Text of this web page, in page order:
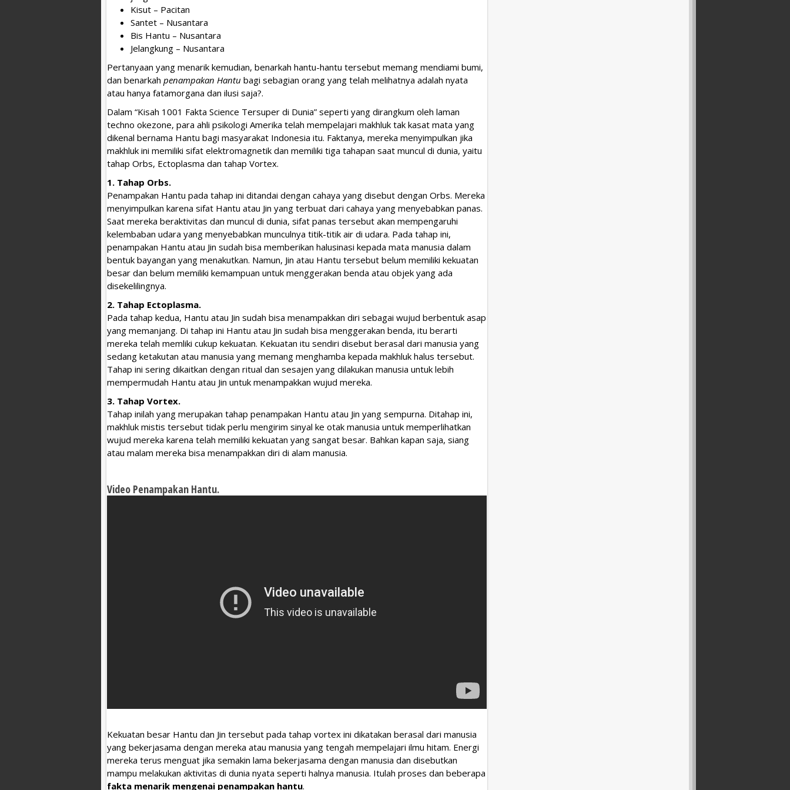
Kisut – Pacitan
Santet – Nusantara
Bis Hantu – Nusantara
Jelangkung – Nusantara
Pertanyaan yang menarik kemudian, benarkah hantu-hantu tersebut memang mendiami bumi,
dan benarkah penampakan Hantu bagi sebagian orang yang telah melihatnya adalah nyata
atau hanya fatamorgana dan ilusi saja?.
Dalam “Kisah 1001 Fakta Science Tersuper di Dunia” seperti yang dirangkum oleh laman
techno okezone, para ahli psikologi Amerika telah mempelajari makhluk tak kasat mata yang
dikenal bernama Hantu bagi masyarakat Indonesia itu. Faktanya, mereka menyimpulkan jika
makhluk ini memiliki sifat elektromagnetik dan memiliki tiga tahapan saat muncul di dunia, yaitu
tahap Orbs, Ectoplasma dan tahap Vortex.
1. Tahap Orbs.
Penampakan Hantu pada tahap ini ditandai dengan cahaya yang disebut dengan Orbs. Mereka
menyimpulkan karena sifat Hantu atau Jin yang terbuat dari cahaya yang menyebabkan panas.
Saat mereka beraktivitas dan muncul di dunia, sifat panas tersebut akan mempengaruhi
kelembaban udara yang menyebabkan munculnya titik-titik air di udara. Pada tahap ini,
penampakan Hantu atau Jin sudah bisa memberikan halusinasi kepada mata manusia dalam
bentuk bayangan yang menakutkan. Namun, Jin atau Hantu tersebut belum memiliki kekuatan
besar dan belum memiliki kemampuan untuk menggerakan benda atau objek yang ada
disekelilingnya.
2. Tahap Ectoplasma.
Pada tahap kedua, Hantu atau Jin sudah bisa menampakkan diri sebagai wujud berbentuk asap
yang memanjang. Di tahap ini Hantu atau Jin sudah bisa menggerakan benda, itu berarti
mereka telah memliki cukup kekuatan. Kekuatan itu sendiri disebut berasal dari manusia yang
sedang ketakutan atau manusia yang memang menghamba kepada makhluk halus tersebut.
Tahap ini sering dikaitkan dengan ritual dan sesajen yang dilakukan manusia untuk lebih
mempermudah Hantu atau Jin untuk menampakkan wujud mereka.
3. Tahap Vortex.
Tahap inilah yang merupakan tahap penampakan Hantu atau Jin yang sempurna. Ditahap ini,
makhluk mistis tersebut tidak perlu mengirim sinyal ke otak manusia untuk memperlihatkan
wujud mereka karena telah memiliki kekuatan yang sangat besar. Bahkan kapan saja, siang
atau malam mereka bisa menampakkan diri di alam manusia.
Video Penampakan Hantu.
Kekuatan besar Hantu dan Jin tersebut pada tahap vortex ini dikatakan berasal dari manusia
yang bekerjasama dengan mereka atau manusia yang tengah mempelajari ilmu hitam. Energi
mereka terus menguat jika semakin lama bekerjasama dengan manusia dan disebutkan
mampu melakukan aktivitas di dunia nyata seperti halnya manusia. Itulah proses dan beberapa
fakta menarik mengenai penampakan hantu.